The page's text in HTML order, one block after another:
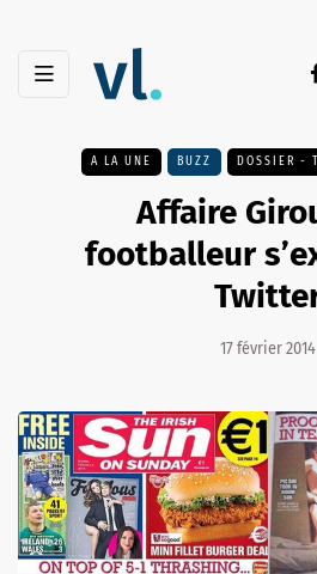
A LA UNE BUZZ DOSSIER -
Affaire
footballeur
17 février 2014